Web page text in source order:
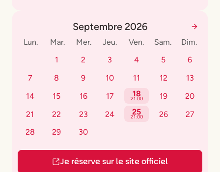
Septembre 2026
Lun. Mar. Mer. Jeu. Ven. Sam.
Dim.
1
2 3 4 5
6
7
8 9 10 11 12
13
14
15 16 17 18
21:00 19
20
21
22 23 24 25
21:00 26
27
28
29 30
Je réserve sur le site officiel